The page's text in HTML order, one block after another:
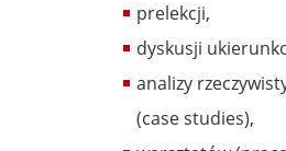
prelekcji,
dyskusji
analizy
(case studies),